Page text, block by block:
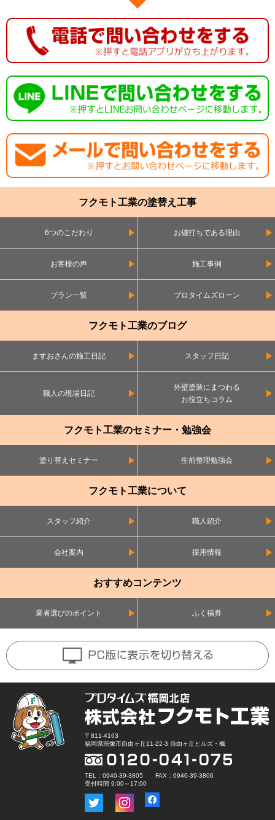
フクモト工業の塗替え工事
6つのこだわり お値打ちである理由
お客様の声 施工事例
プラン一覧 プロタイムズローン
フクモト工業のブログ
ますおさんの施工日記 スタッフ日記
職人の現場日記
外壁塗装にまつわる
お役立ちコラム
フクモト工業のセミナー・勉強会
塗り替えセミナー 生前整理勉強会
フクモト工業について
スタッフ紹介 職人紹介
会社案内 採用情報
おすすめコンテンツ
業者選びのポイント ふく福券
〒811-4163
福岡県宗像市自由ヶ丘11-22-3 自由ヶ丘ヒルズ・楓
TEL：0940-39-3805 FAX：0940-39-3806
受付時間 9:00～17:00